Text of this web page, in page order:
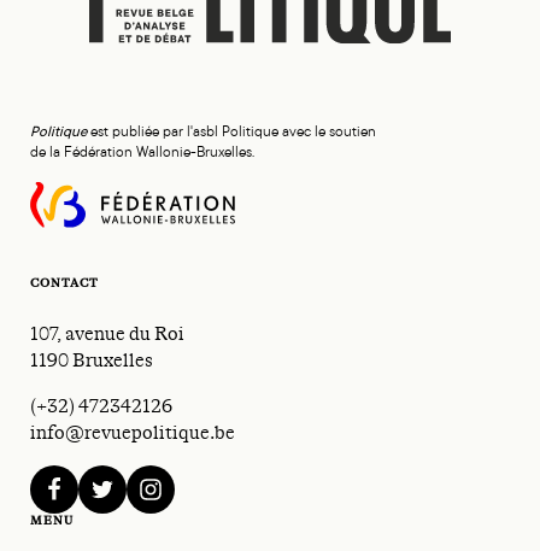
Politiqueest publiée par l'asbl Politique avec le soutien
de la Fédération Wallonie-Bruxelles.
CONTACT
107, avenue du Roi
1190 Bruxelles
(+32) 472342126
info@revuepolitique.be
facebooktwitterinstagram
MENU